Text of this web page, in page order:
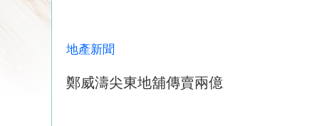
地產新聞
鄭威濤尖東地舖傳賣兩億